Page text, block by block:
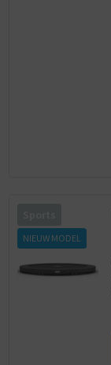
NIEUW MODEL